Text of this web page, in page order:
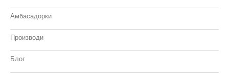
Амбасадорки
Производи
Блог